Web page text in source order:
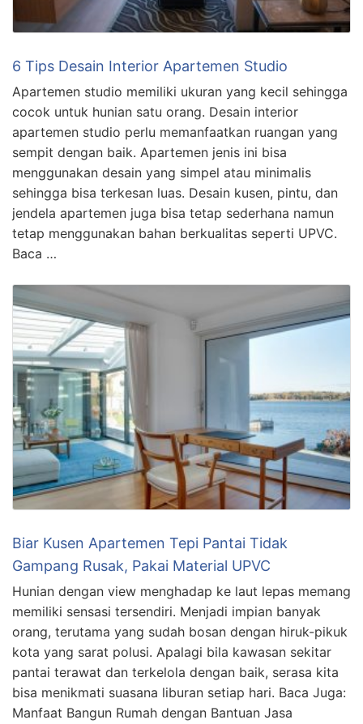
6 Tips Desain Interior Apartemen Studio
Apartemen studio memiliki ukuran yang kecil sehingga
cocok untuk hunian satu orang. Desain interior
apartemen studio perlu memanfaatkan ruangan yang
sempit dengan baik. Apartemen jenis ini bisa
menggunakan desain yang simpel atau minimalis
sehingga bisa terkesan luas. Desain kusen, pintu, dan
jendela apartemen juga bisa tetap sederhana namun
tetap menggunakan bahan berkualitas seperti UPVC.
Baca …
Biar Kusen Apartemen Tepi Pantai Tidak
Gampang Rusak, Pakai Material UPVC
Hunian dengan view menghadap ke laut lepas memang
memiliki sensasi tersendiri. Menjadi impian banyak
orang, terutama yang sudah bosan dengan hiruk-pikuk
kota yang sarat polusi. Apalagi bila kawasan sekitar
pantai terawat dan terkelola dengan baik, serasa kita
bisa menikmati suasana liburan setiap hari. Baca Juga:
Manfaat Bangun Rumah dengan Bantuan Jasa